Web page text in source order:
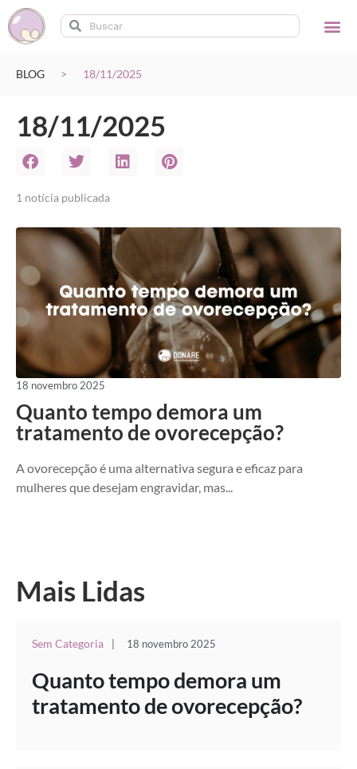
BLOG > 18/11/2025
18/11/2025
1 notícia publicada
18 novembro 2025
Quanto tempo demora um
tratamento de ovorecepção?
A ovorecepção é uma alternativa segura e eficaz para
mulheres que desejam engravidar, mas...
Mais Lidas
Sem Categoria | 18 novembro 2025
Quanto tempo demora um
tratamento de ovorecepção?